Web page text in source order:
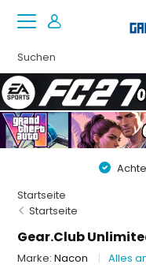
Startseite
Startseite
Gear.Club
Marke:Nacon Alles